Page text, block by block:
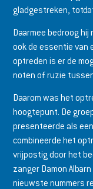
gladgestreken,
Daarmee bedroog
ook de essentie van
optreden is er de
noten of ruzie
Daarom was het
hoogtepunt. De
presenteerde als
combineerde het
vrijpostig door het
zanger Damon
nieuwste nummers